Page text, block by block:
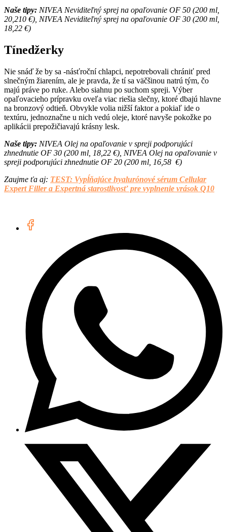
Naše tipy: NIVEA Neviditeľný sprej na opaľovanie OF 50 (200 ml,
20,210 €), NIVEA Neviditeľný sprej na opaľovanie OF 30 (200 ml,
18,22 €)
Tínedžerky
Nie snáď že by sa -násťroční chlapci, nepotrebovali chrániť pred
slnečným žiarením, ale je pravda, že tí sa väčšinou natrú tým, čo
majú práve po ruke. Alebo siahnu po suchom spreji. Výber
opaľovacieho prípravku oveľa viac riešia slečny, ktoré dbajú hlavne
na bronzový odtieň. Obvykle volia nižší faktor a pokiaľ ide o
textúru, jednoznačne u nich vedú oleje, ktoré navyše pokožke po
aplikácii prepožičiavajú krásny lesk.
Naše tipy: NIVEA Olej na opaľovanie v spreji podporujúci
zhnednutie OF 30 (200 ml, 18,22 €), NIVEA Olej na opaľovanie v
spreji podporujúci zhnednutie OF 20 (200 ml, 16,58 €)
Zaujme ťa aj: TEST: Vypĺňajúce hyalurónové sérum Cellular
Expert Filler a Expertná starostlivosť pre vyplnenie vrások Q10